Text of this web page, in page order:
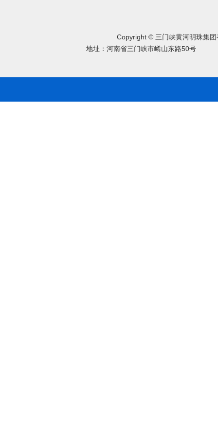
Copyright © 三门峡黄河明珠集团
地址：河南省三门峡市崤山东路50号